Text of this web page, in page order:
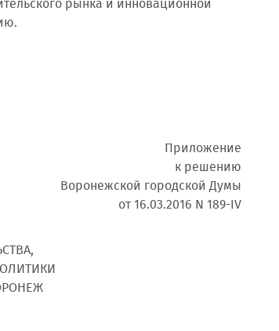
рынка и инновационной
Приложение
к решению
Воронежской городской Думы
от 16.03.2016 N 189-IV